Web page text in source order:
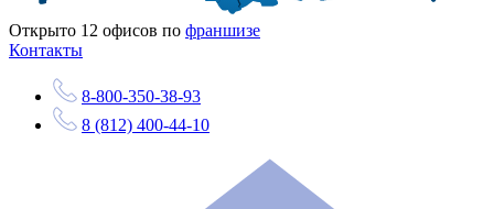
Открыто 12 офисов по франшизе
Контакты
8-800-350-38-93
8 (812) 400-44-10